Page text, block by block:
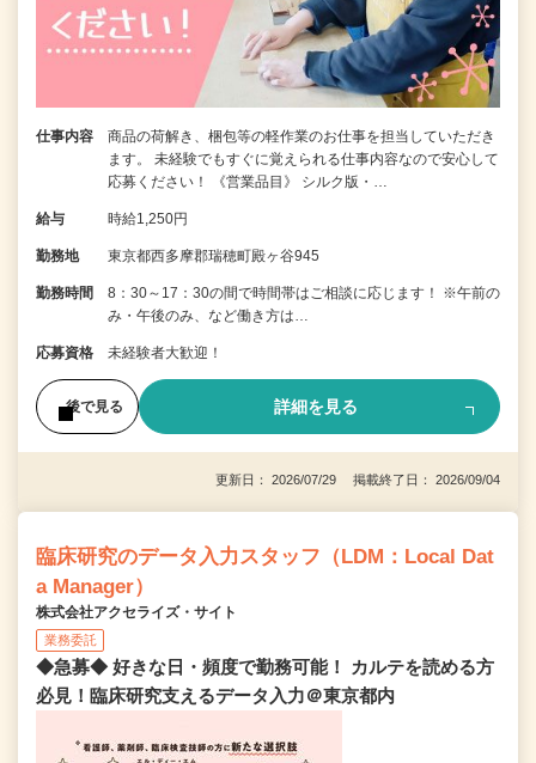
仕事内容
商品の荷解き、梱包等の軽作業のお仕事を担当していただき
ます。 未経験でもすぐに覚えられる仕事内容なので安心して
応募ください！ 《営業品目》 シルク版・…
給与 時給1,250円
勤務地 東京都西多摩郡瑞穂町殿ヶ谷945
勤務時間
8：30～17：30の間で時間帯はご相談に応じます！ ※午前の
み・午後のみ、など働き方は…
応募資格 未経験者大歓迎！
後で見る 詳細を見る
更新日： 2026/07/29 掲載終了日： 2026/09/04
臨床研究のデータ入力スタッフ（LDM：Local Dat
a Manager）
株式会社アクセライズ・サイト
業務委託
◆急募◆ 好きな日・頻度で勤務可能！ カルテを読める方
必見！臨床研究支えるデータ入力＠東京都内